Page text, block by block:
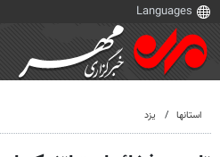
استانها یزد